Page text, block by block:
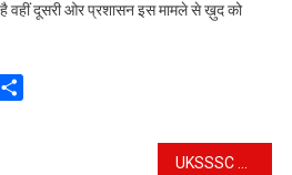
है वहीं दूसरी ओर प्रशासन इस मामले से ख़ुद को
UKSSSC भर्ती घोटाले मामले में नैनीताल सीजेएम कोर्ट के कर्मचारी को एसटीएफ ने किया गिरफ्तार